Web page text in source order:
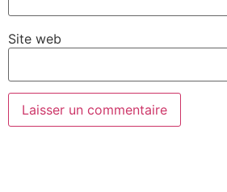
Site web